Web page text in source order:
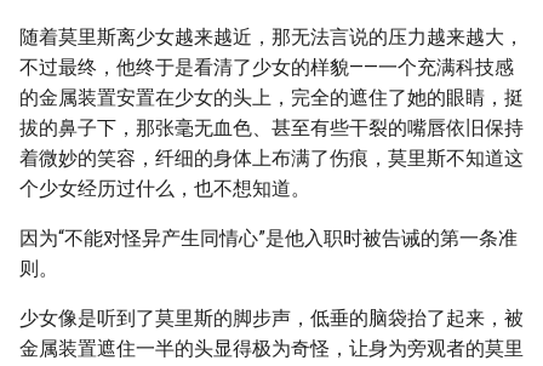
随着莫里斯离少女越来越近，那无法言说的压力越来越大，
不过最终，他终于是看清了少女的样貌——一个充满科技感
的金属装置安置在少女的头上，完全的遮住了她的眼睛，挺
拔的鼻子下，那张毫无血色、甚至有些干裂的嘴唇依旧保持
着微妙的笑容，纤细的身体上布满了伤痕，莫里斯不知道这
个少女经历过什么，也不想知道。
因为“不能对怪异产生同情心”是他入职时被告诫的第一条准
则。
少女像是听到了莫里斯的脚步声，低垂的脑袋抬了起来，被
金属装置遮住一半的头显得极为奇怪，让身为旁观者的莫里